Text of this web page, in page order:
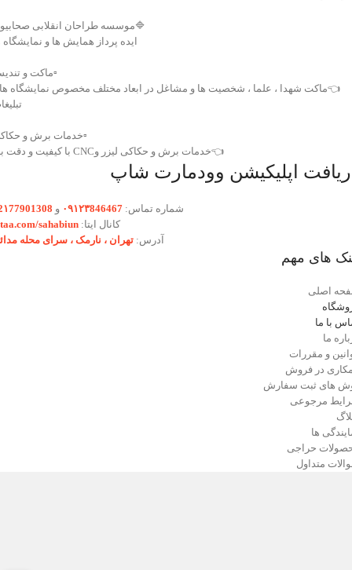
🔷موسسه طراحان انقلابی
ایده پرداز همایش ها و نمایشگاه
▫️ماکت و
👈ماکت شهدا ، علما ، شخصیت ها و مشاغل در ابعاد مختلف مخصوص نمایشگاه
▫️خدمات برش و
👈خدمات برش و حکاکی لیزر وCNC با کیفیت و دقت بالا
اپلیکیشن وودمارت شاپ
شماره تماس: ۰۹۱۲۳846467 و
کانال ایتا: sahabiun
آدرس: تهران ،‌ نارمک ، سرای محله
های مهم
اصلی
با ما
ما
و مقررات
در فروش
های ثبت سفارش
مرجوعی
ها
حراجی
متداول